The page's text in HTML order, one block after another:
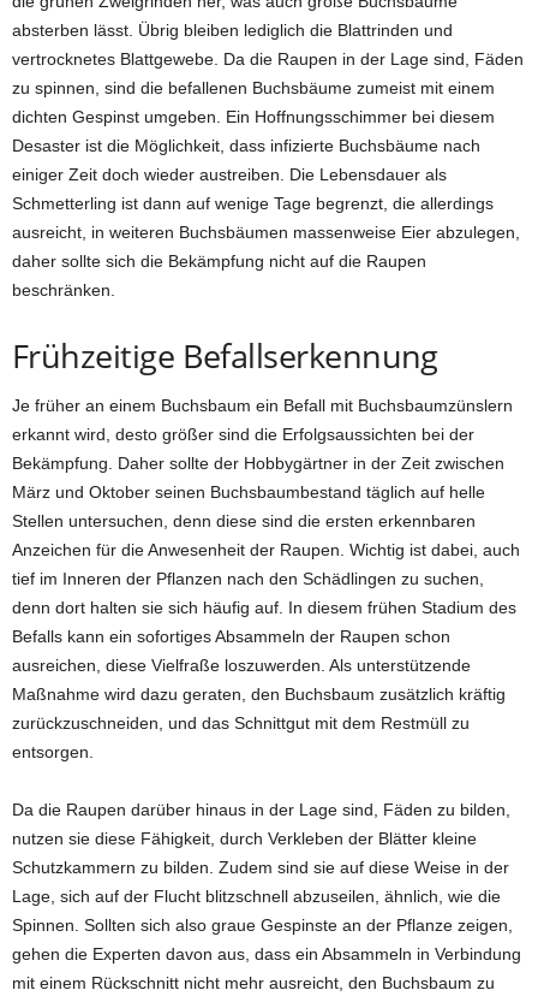
absterben lässt. Übrig bleiben lediglich die Blattrinden und
vertrocknetes Blattgewebe. Da die Raupen in der Lage sind, Fäden
zu spinnen, sind die befallenen Buchsbäume zumeist mit einem
dichten Gespinst umgeben. Ein Hoffnungsschimmer bei diesem
Desaster ist die Möglichkeit, dass infizierte Buchsbäume nach
einiger Zeit doch wieder austreiben. Die Lebensdauer als
Schmetterling ist dann auf wenige Tage begrenzt, die allerdings
ausreicht, in weiteren Buchsbäumen massenweise Eier abzulegen,
daher sollte sich die Bekämpfung nicht auf die Raupen
beschränken.
Frühzeitige Befallserkennung
Je früher an einem Buchsbaum ein Befall mit Buchsbaumzünslern
erkannt wird, desto größer sind die Erfolgsaussichten bei der
Bekämpfung. Daher sollte der Hobbygärtner in der Zeit zwischen
März und Oktober seinen Buchsbaumbestand täglich auf helle
Stellen untersuchen, denn diese sind die ersten erkennbaren
Anzeichen für die Anwesenheit der Raupen. Wichtig ist dabei, auch
tief im Inneren der Pflanzen nach den Schädlingen zu suchen,
denn dort halten sie sich häufig auf. In diesem frühen Stadium des
Befalls kann ein sofortiges Absammeln der Raupen schon
ausreichen, diese Vielfraße loszuwerden. Als unterstützende
Maßnahme wird dazu geraten, den Buchsbaum zusätzlich kräftig
zurückzuschneiden, und das Schnittgut mit dem Restmüll zu
entsorgen.
Da die Raupen darüber hinaus in der Lage sind, Fäden zu bilden,
nutzen sie diese Fähigkeit, durch Verkleben der Blätter kleine
Schutzkammern zu bilden. Zudem sind sie auf diese Weise in der
Lage, sich auf der Flucht blitzschnell abzuseilen, ähnlich, wie die
Spinnen. Sollten sich also graue Gespinste an der Pflanze zeigen,
gehen die Experten davon aus, dass ein Absammeln in Verbindung
mit einem Rückschnitt nicht mehr ausreicht, den Buchsbaum zu